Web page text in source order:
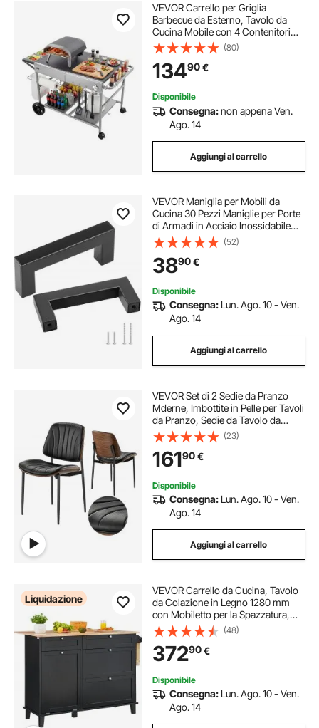
VEVOR Carrello per Griglia
Barbecue da Esterno, Tavolo da
Cucina Mobile con 4 Contenitori
per Spezie, Ruote, Coperchi, Ganci,
Tavoli per la Preparazione del
Barbecue per Cucina, Cortile, Isola
Cucina
(80)
13490€
Disponibile
Consegna:non appena Ven.
Ago. 14
Aggiungi al carrello
VEVOR Maniglia per Mobili da
Cucina 30 Pezzi Maniglie per Porte
di Armadi in Acciaio Inossidabile
Distanza Fori Centrali 76mm
Maniglie Quadrate Moderne per
Cassetti da Cucina Bagno Sala da
Pranzo Nero
(52)
3890€
Disponibile
Consegna: Lun. Ago. 10 - Ven.
Ago. 14
Aggiungi al carrello
VEVOR Set di 2 Sedie da Pranzo
Mderne, Imbottite in Pelle per Tavoli
da Pranzo, Sedie da Tavolo da
Cucina Salvaspazio con Cuscini
Spessi e Gambe in Metallo, Nere
Capacità di 158,76 kg
(23)
16190€
Disponibile
Consegna: Lun. Ago. 10 - Ven.
Ago. 14
Aggiungi al carrello
Liquidazione
VEVOR Carrello da Cucina, Tavolo
da Colazione in Legno 1280 mm
con Mobiletto per la Spazzatura,
Contenitore 37,85 L Tavolo da
Pranzo in Stile Fattoria con
Ribaltina, Portasciugamani,
Cassetto, Nero
(48)
37290€
Disponibile
Consegna: Lun. Ago. 10 - Ven.
Ago. 14